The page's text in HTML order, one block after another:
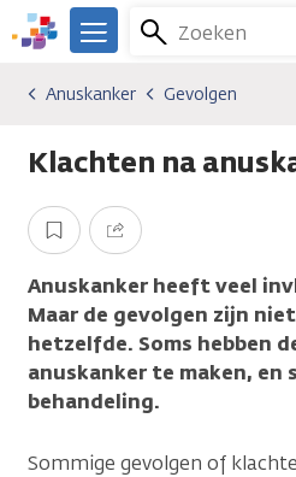
Overslaan
en
gaan
We
er
je.
Zoeken
Menu
Kankersoorten
Anuskanker
Gevolgen
Anuskanker Gevolgen
Klachten na
Opslaan Delen
Anuskanker heeft veel
Maar de gevolgen zijn
hetzelfde. Soms hebben
anuskanker te maken, en
behandeling.
Sommige gevolgen of